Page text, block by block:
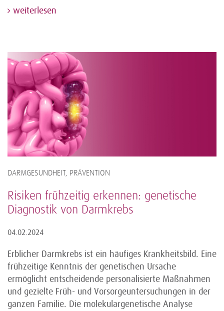
weiterlesen
DARMGESUNDHEIT, PRÄVENTION
Risiken frühzeitig erkennen: genetische
Diagnostik von Darmkrebs
04.02.2024
Erblicher Darmkrebs ist ein häufiges Krankheitsbild. Eine
frühzeitige Kenntnis der genetischen Ursache
ermöglicht entscheidende personalisierte Maßnahmen
und gezielte Früh- und Vorsorgeuntersuchungen in der
ganzen Familie. Die molekulargenetische Analyse